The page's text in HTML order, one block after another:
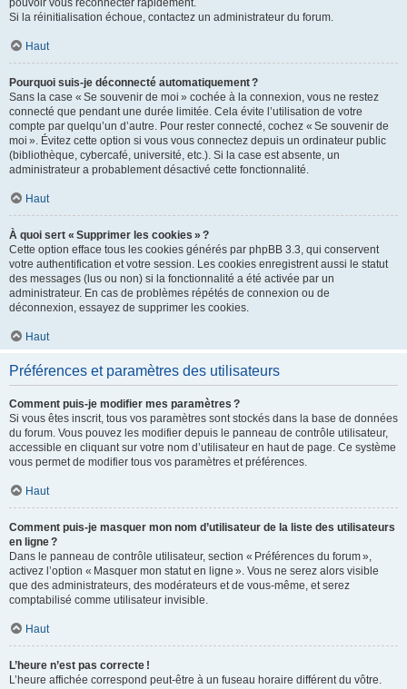
pouvoir vous reconnecter rapidement.
Si la réinitialisation échoue, contactez un administrateur du forum.
Haut
Pourquoi suis-je déconnecté automatiquement ?
Sans la case « Se souvenir de moi » cochée à la connexion, vous ne restez
connecté que pendant une durée limitée. Cela évite l’utilisation de votre
compte par quelqu’un d’autre. Pour rester connecté, cochez « Se souvenir de
moi ». Évitez cette option si vous vous connectez depuis un ordinateur public
(bibliothèque, cybercafé, université, etc.). Si la case est absente, un
administrateur a probablement désactivé cette fonctionnalité.
Haut
À quoi sert « Supprimer les cookies » ?
Cette option efface tous les cookies générés par phpBB 3.3, qui conservent
votre authentification et votre session. Les cookies enregistrent aussi le statut
des messages (lus ou non) si la fonctionnalité a été activée par un
administrateur. En cas de problèmes répétés de connexion ou de
déconnexion, essayez de supprimer les cookies.
Haut
Préférences et paramètres des utilisateurs
Comment puis-je modifier mes paramètres ?
Si vous êtes inscrit, tous vos paramètres sont stockés dans la base de données
du forum. Vous pouvez les modifier depuis le panneau de contrôle utilisateur,
accessible en cliquant sur votre nom d’utilisateur en haut de page. Ce système
vous permet de modifier tous vos paramètres et préférences.
Haut
Comment puis-je masquer mon nom d’utilisateur de la liste des utilisateurs
en ligne ?
Dans le panneau de contrôle utilisateur, section « Préférences du forum »,
activez l’option « Masquer mon statut en ligne ». Vous ne serez alors visible
que des administrateurs, des modérateurs et de vous-même, et serez
comptabilisé comme utilisateur invisible.
Haut
L’heure n’est pas correcte !
L’heure affichée correspond peut-être à un fuseau horaire différent du vôtre.